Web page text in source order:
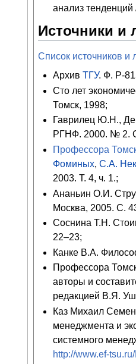
анализ
Источники и
Список источников
АрхивТГУ. Ф. Р-
Сто лет
Томск, 1998;
Гаврилец Ю.Н.,
РГНФ. 2000. № 2.
Профессора
Фоминых,С.А.
2003. Т. 4, ч. 1.;
Ананьин О.И.
Москва, 2005. С.
Соснина Т.Н.
22–23;
Канке В.А.
Профессора
авторы и
редакцией В.Я.
Каз Михаил
менеджмента и
системного
http://www.ef-